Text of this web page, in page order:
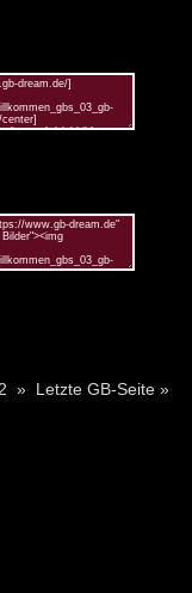
» Letzte GB-Seite »